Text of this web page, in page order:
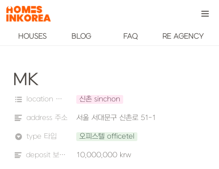
HOUSES BLOG FAQ RE AGENCY
MK
location 위치 신촌 sinchon
address 주소 서울 서대문구 신촌로 51-1
type 타입 오피스텔 officetel
deposit 보증금 10,000,000 krw